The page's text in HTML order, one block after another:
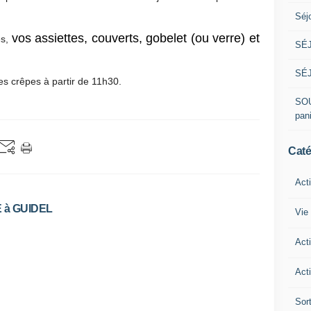
vos assiettes, couverts, gobelet (ou verre) et
crêpes à partir de 11h30.
à GUIDEL Vie